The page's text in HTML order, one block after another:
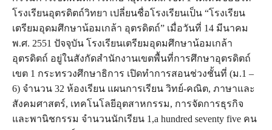
โรงเรียนอุตรดิตถ์วิทยา เปลี่ยนชื่อโรงเรียนเป็น “โรงเรียน
เตรียมอุดมศึกษาน้อมเกล้า อุตรดิตถ์” เมื่อวันที่ 14 มีนาคม
พ.ศ. 2551 ปัจจุบัน โรงเรียนเตรียมอุดมศึกษาน้อมเกล้า
อุตรดิตถ์ อยู่ในสังกัดสำนักงานเขตพื้นที่การศึกษาอุตรดิตถ์
เขต 1 กระทรวงศึกษาธิการ เปิดทำการสอนช่วงชั้นที่ (ม.1 –
6) จำนวน 32 ห้องเรียน แผนการเรียน วิทย์-คณิต, ภาษาและ
สังคมศาสตร์, เทคโนโลยีอุตสาหกรรม, การจัดการธุรกิจ
และพานิชกรรม จำนวนนักเรียน 1,a hundred seventy five คน